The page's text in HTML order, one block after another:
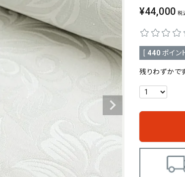
¥44,000 税
440 ポイン
残りわずかです